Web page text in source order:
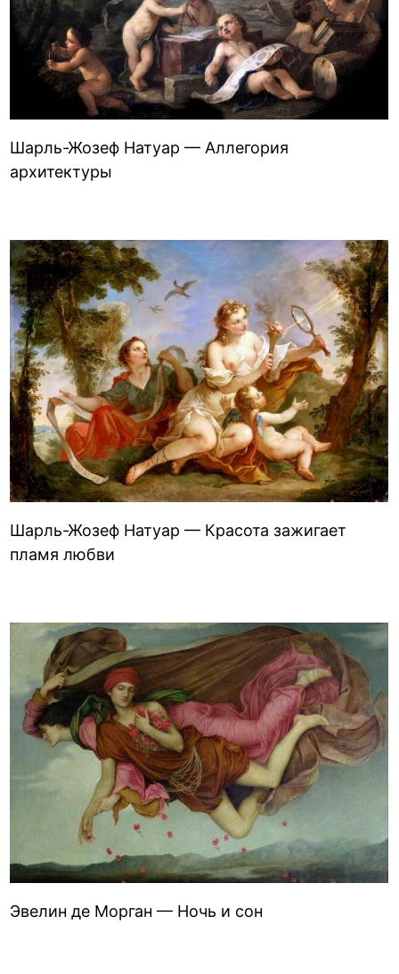
Шарль-Жозеф Натуар — Аллегория
архитектуры
Шарль-Жозеф Натуар — Красота зажигает
пламя любви
Эвелин де Морган — Ночь и сон